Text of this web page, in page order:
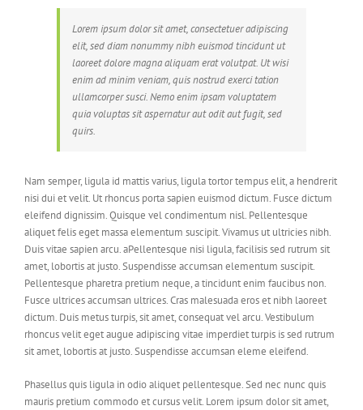
Lorem ipsum dolor sit amet, consectetuer adipiscing
elit, sed diam nonummy nibh euismod tincidunt ut
laoreet dolore magna aliquam erat volutpat. Ut wisi
enim ad minim veniam, quis nostrud exerci tation
ullamcorper susci. Nemo enim ipsam voluptatem
quia voluptas sit aspernatur aut odit aut fugit, sed
quirs.
Nam semper, ligula id mattis varius, ligula tortor tempus elit, a hendrerit
nisi dui et velit. Ut rhoncus porta sapien euismod dictum. Fusce dictum
eleifend dignissim. Quisque vel condimentum nisl. Pellentesque
aliquet felis eget massa elementum suscipit. Vivamus ut ultricies nibh.
Duis vitae sapien arcu. aPellentesque nisi ligula, facilisis sed rutrum sit
amet, lobortis at justo. Suspendisse accumsan elementum suscipit.
Pellentesque pharetra pretium neque, a tincidunt enim faucibus non.
Fusce ultrices accumsan ultrices. Cras malesuada eros et nibh laoreet
dictum. Duis metus turpis, sit amet, consequat vel arcu. Vestibulum
rhoncus velit eget augue adipiscing vitae imperdiet turpis is sed rutrum
sit amet, lobortis at justo. Suspendisse accumsan eleme eleifend.
Phasellus quis ligula in odio aliquet pellentesque. Sed nec nunc quis
mauris pretium commodo et cursus velit. Lorem ipsum dolor sit amet,